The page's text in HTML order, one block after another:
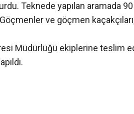
Teknede yapılan aramada
ve göçmen
Müdürlüğü ekiplerine teslim